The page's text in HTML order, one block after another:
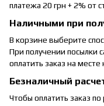
платежа 20 грн + 2% от
Наличными при
В корзине выберите
При получении посылки
оплатить заказ на
Безналичный
Чтобы оплатить заказ